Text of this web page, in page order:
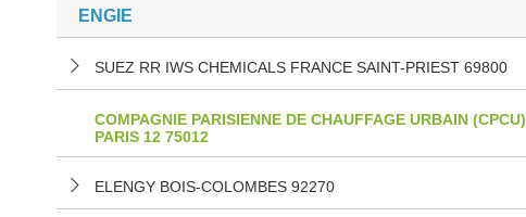
ENGIE
SUEZ RR IWS CHEMICALS FRANCE SAINT-PRIEST 69800
COMPAGNIE PARISIENNE DE CHAUFFAGE URBAIN (CPCU)
PARIS 12 75012
ELENGY BOIS-COLOMBES 92270